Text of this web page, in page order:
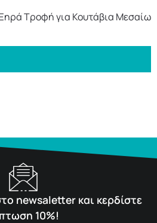
Τροφή για Κουτάβια
2kg
newsaletter και κερδίστε
10%!